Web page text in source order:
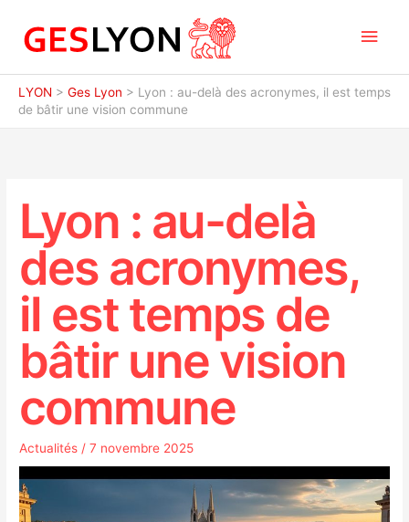
contenu
LYON > Ges Lyon > Lyon : au-delà des acronymes, il est temps
de bâtir une vision commune
Lyon : au-delà
des acronymes,
il est temps de
bâtir une vision
commune
Actualités /7 novembre 2025